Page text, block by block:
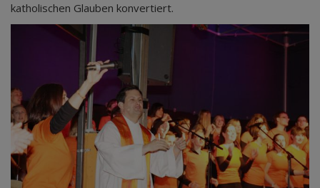
katholischen Glauben konvertiert.